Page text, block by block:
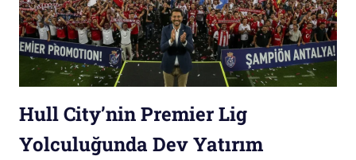
Hull City’nin Premier Lig
Yolculuğunda Dev Yatırım